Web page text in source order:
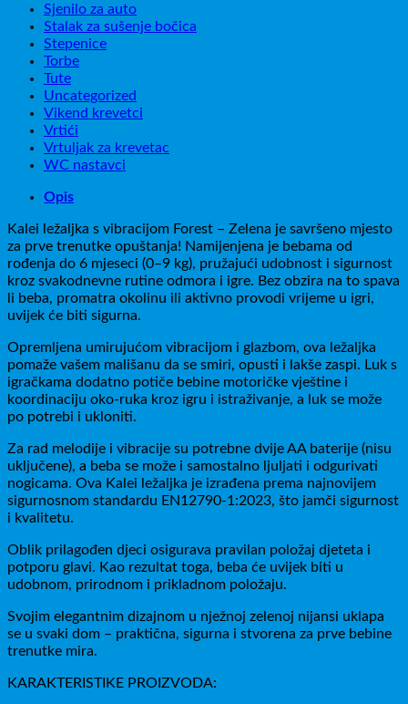
Sjenilo za auto
Stalak za sušenje bočica
Stepenice
Torbe
Tute
Uncategorized
Vikend krevetci
Vrtići
Vrtuljak za krevetac
WC nastavci
Opis
Kalei ležaljka s vibracijom Forest – Zelena je savršeno mjesto
za prve trenutke opuštanja! Namijenjena je bebama od
rođenja do 6 mjeseci (0–9 kg), pružajući udobnost i sigurnost
kroz svakodnevne rutine odmora i igre. Bez obzira na to spava
li beba, promatra okolinu ili aktivno provodi vrijeme u igri,
uvijek će biti sigurna.
Opremljena umirujućom vibracijom i glazbom, ova ležaljka
pomaže vašem mališanu da se smiri, opusti i lakše zaspi. Luk s
igračkama dodatno potiče bebine motoričke vještine i
koordinaciju oko-ruka kroz igru i istraživanje, a luk se može
po potrebi i ukloniti.
Za rad melodije i vibracije su potrebne dvije AA baterije (nisu
uključene), a beba se može i samostalno ljuljati i odgurivati
nogicama. Ova Kalei ležaljka je izrađena prema najnovijem
sigurnosnom standardu EN12790-1:2023, što jamči sigurnost
i kvalitetu.
Oblik prilagođen djeci osigurava pravilan položaj djeteta i
potporu glavi. Kao rezultat toga, beba će uvijek biti u
udobnom, prirodnom i prikladnom položaju.
Svojim elegantnim dizajnom u nježnoj zelenoj nijansi uklapa
se u svaki dom – praktična, sigurna i stvorena za prve bebine
trenutke mira.
KARAKTERISTIKE PROIZVODA: